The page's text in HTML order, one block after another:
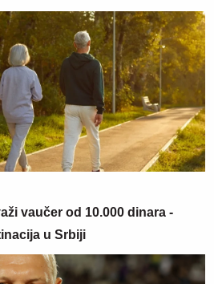
vaučer od 10.000 dinara -
u Srbiji